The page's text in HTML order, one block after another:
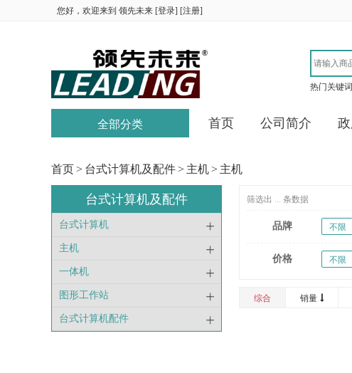
您好，欢迎来到 领先未来 [登录] [注册]
热门关键词
首页 公司简介
全部分类
首页> 台式计算机及配件> 主机> 主机
台式计算机及配件
台式计算机
主机
一体机
图形工作站
台式计算机配件
筛选出 ... 条数据
品牌 不限
价格 不限
综合
销量